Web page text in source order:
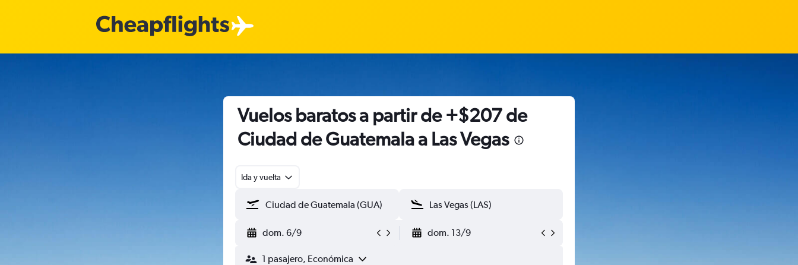
Vuelos baratos a partir de +$207 de
Ciudad de Guatemala a Las Vegas
Ida y vuelta
dom. 6/9 dom. 13/9
1 pasajero, Económica